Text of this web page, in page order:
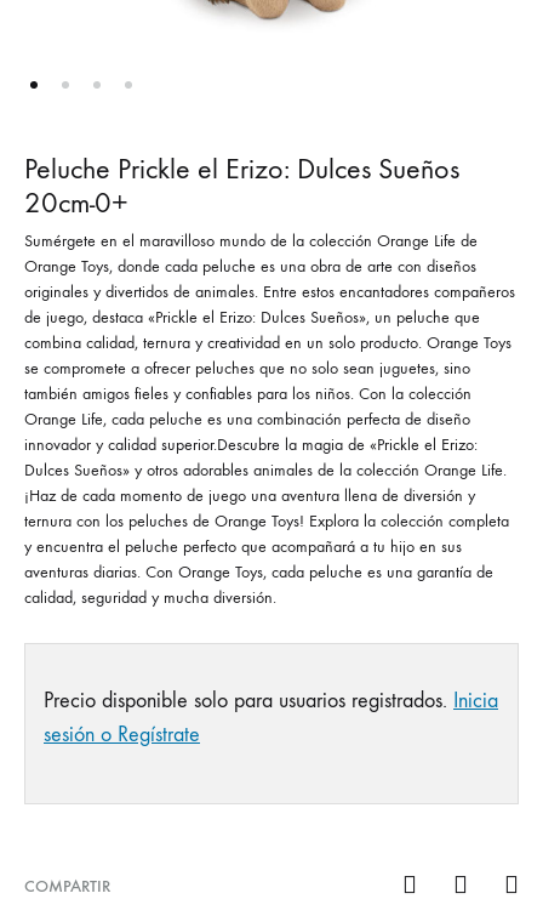
Peluche Prickle el Erizo: Dulces Sueños
20cm-0+
Sumérgete en el maravilloso mundo de la colección Orange Life de
Orange Toys, donde cada peluche es una obra de arte con diseños
originales y divertidos de animales. Entre estos encantadores compañeros
de juego, destaca «Prickle el Erizo: Dulces Sueños», un peluche que
combina calidad, ternura y creatividad en un solo producto. Orange Toys
se compromete a ofrecer peluches que no solo sean juguetes, sino
también amigos fieles y confiables para los niños. Con la colección
Orange Life, cada peluche es una combinación perfecta de diseño
innovador y calidad superior.Descubre la magia de «Prickle el Erizo:
Dulces Sueños» y otros adorables animales de la colección Orange Life.
¡Haz de cada momento de juego una aventura llena de diversión y
ternura con los peluches de Orange Toys! Explora la colección completa
y encuentra el peluche perfecto que acompañará a tu hijo en sus
aventuras diarias. Con Orange Toys, cada peluche es una garantía de
calidad, seguridad y mucha diversión.
Precio disponible solo para usuarios registrados. Inicia
sesión o Regístrate
COMPARTIR